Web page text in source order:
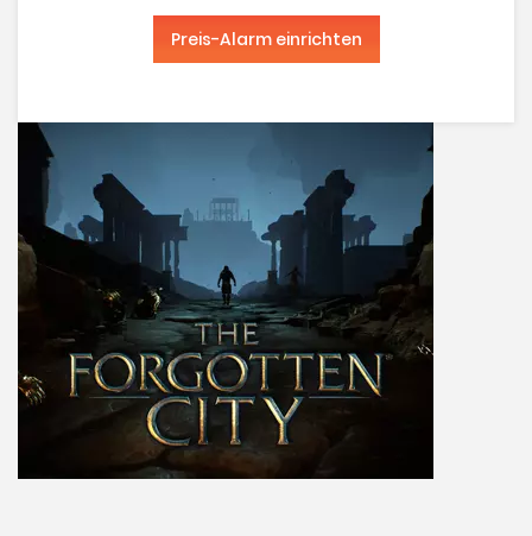
Preis-Alarm einrichten